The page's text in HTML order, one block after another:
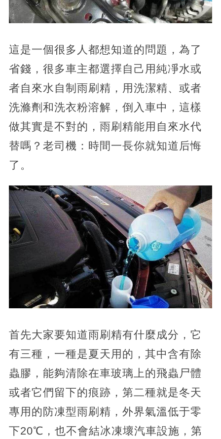
這是一個很多人都想知道的問題，為了
省錢，很多車主都選擇自己用純凈水或
者自來水自制雨刷精，用洗潔精、或者
洗滌劑和洗衣粉溶解，倒入車中，這樣
做其實是不對的，雨刷精能用自來水代
替嗎？老司機：時間一長你就知道后悔
了。
首先大家要知道雨刷精有什麼成分，它
有三種，一種是夏天用的，其中含有除
蟲膠，能夠清除在車玻璃上的飛蟲尸體
或者它們留下的痕跡，第二種就是冬天
專用的防凍型雨刷精，外界氣溫低于零
下20℃，也不會結冰凍壞汽車設施，第